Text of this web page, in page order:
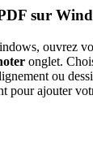
sur
ouvrez
onglet.
ou
pour ajouter